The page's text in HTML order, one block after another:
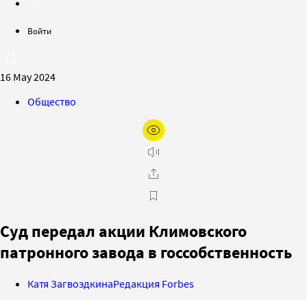
Войти
16 May 2024
Общество
Суд передал акции Климовского
патронного завода в госсобственность
Катя ЗагвоздкинаРедакция Forbes